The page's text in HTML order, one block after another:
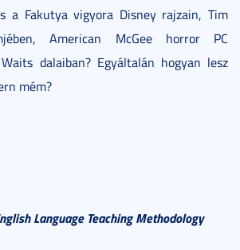
a Fakutya vigyora Disney rajzain, Tim
American McGee horror PC
dalaiban? Egyáltalán hogyan lesz
mém?
Language Teaching Methodology